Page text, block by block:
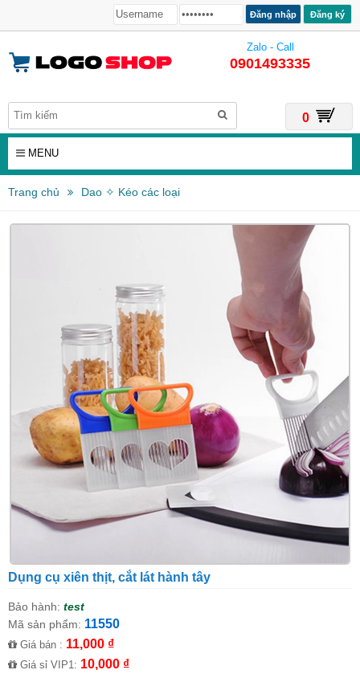
Đăng ký
Zalo - Call
0901493335
0
MENU
Trang chủ Dao ✧ Kéo các loại
Dụng cụ xiên thịt, cắt lát hành tây
Bảo hành: test
Mã sản phẩm: 11550
Giá bán : 11,000 ₫
Giá sỉ VIP1: 10,000 ₫